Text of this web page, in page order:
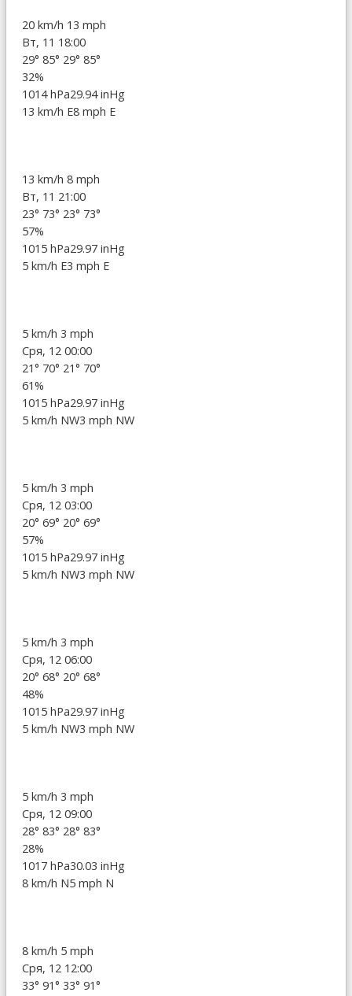
20 km/h 13 mph
Вт, 11 18:00
29° 85° 29° 85°
32%
1014 hPa29.94 inHg
13 km/h E8 mph E
13 km/h 8 mph
Вт, 11 21:00
23° 73° 23° 73°
57%
1015 hPa29.97 inHg
5 km/h E3 mph E
5 km/h 3 mph
Сря, 12 00:00
21° 70° 21° 70°
61%
1015 hPa29.97 inHg
5 km/h NW3 mph NW
5 km/h 3 mph
Сря, 12 03:00
20° 69° 20° 69°
57%
1015 hPa29.97 inHg
5 km/h NW3 mph NW
5 km/h 3 mph
Сря, 12 06:00
20° 68° 20° 68°
48%
1015 hPa29.97 inHg
5 km/h NW3 mph NW
5 km/h 3 mph
Сря, 12 09:00
28° 83° 28° 83°
28%
1017 hPa30.03 inHg
8 km/h N5 mph N
8 km/h 5 mph
Сря, 12 12:00
33° 91° 33° 91°